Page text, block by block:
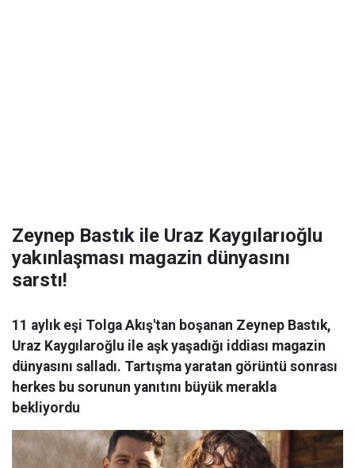
Zeynep Bastık ile Uraz Kaygılarıoğlu
yakınlaşması magazin dünyasını
sarstı!
11 aylık eşi Tolga Akış'tan boşanan Zeynep Bastık,
Uraz Kaygılaroğlu ile aşk yaşadığı iddiası magazin
dünyasını salladı. Tartışma yaratan görüntü sonrası
herkes bu sorunun yanıtını büyük merakla
bekliyordu